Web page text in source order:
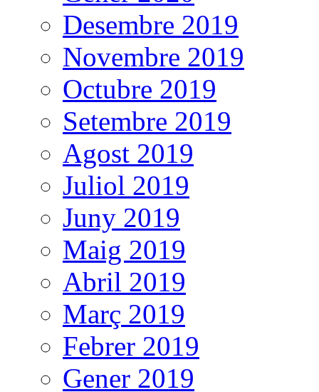
Desembre 2019
Novembre 2019
Octubre 2019
Setembre 2019
Agost 2019
Juliol 2019
Juny 2019
Maig 2019
Abril 2019
Març 2019
Febrer 2019
Gener 2019